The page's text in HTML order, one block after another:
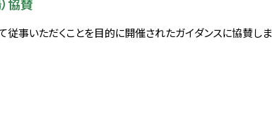
従事いただくことを目的に開催されたガイダンスに協賛しま